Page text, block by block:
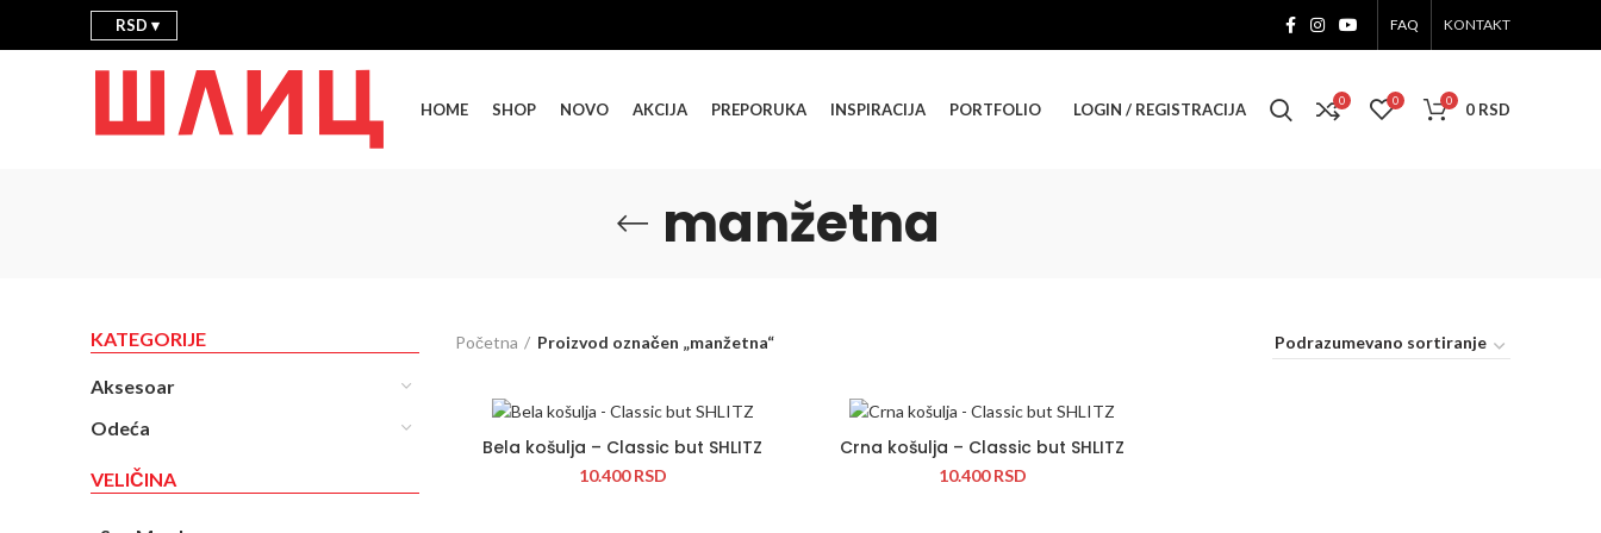
RSD FAQ KONTAKT
HOME SHOP NOVO AKCIJA PREPORUKA INSPIRACIJA PORTFOLIO LOGIN / REGISTRACIJA 0 0 0 0 RSD
manžetna
KATEGORIJE
Aksesoar
Odeća
VELIČINA
Početna Proizvod označen „manžetna“
Bela košulja – Classic but SHLITZ
10.400RSD
Crna košulja – Classic but SHLITZ
10.400RSD